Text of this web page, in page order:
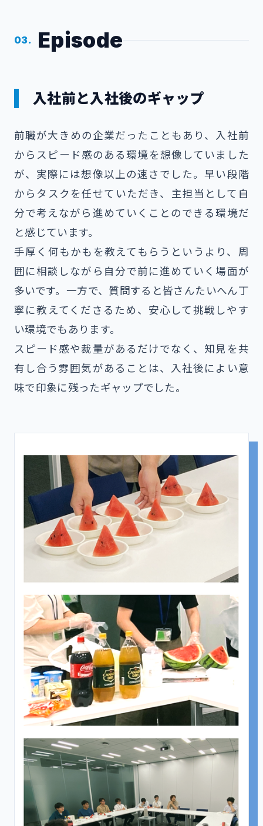
03. Episode
入社前と入社後のギャップ
前職が大きめの企業だったこともあり、入社前
からスピード感のある環境を想像していました
が、実際には想像以上の速さでした。早い段階
からタスクを任せていただき、主担当として自
分で考えながら進めていくことのできる環境だ
と感じています。
手厚く何もかもを教えてもらうというより、周
囲に相談しながら自分で前に進めていく場面が
多いです。一方で、質問すると皆さんたいへん丁
寧に教えてくださるため、安心して挑戦しやす
い環境でもあります。
スピード感や裁量があるだけでなく、知見を共
有し合う雰囲気があることは、入社後によい意
味で印象に残ったギャップでした。